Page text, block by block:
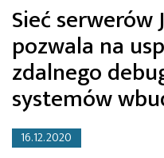
Sieć serwerów
pozwala na
zdalnego
systemów
16.12.2020